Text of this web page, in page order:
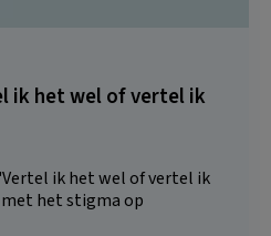
ik het wel of vertel ik
ik het wel of vertel ik
het stigma op